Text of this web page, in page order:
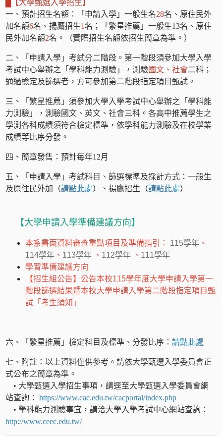
【大學甄選入學招生】
一 、預計招生名額：「申請入學」一般生名28名、原住民外
加名額6名、揚鷹招生1名；「繁星推薦」一般生13名、原住
民外加名額2名。（實際招生名額依招生簡章為準。）
二、「申請入學」考試分二階段。第一階段須參加大學入學
考試中心舉辦之「學科能力測驗」，測驗國文、社會二科；
通過檢定及篩選者，方可參加第二階段指定項目甄試。
三、「繁星推薦」須參加大學入學考試中心舉辦之「學科能
力測驗」，測驗國文、英文、社會三科。各高中推薦學生之
學測各科成績須符合檢定標準，依學科能力測驗及在校學業
成績等比序分發。
四、簡章發售：預計每年12月
五、「申請入學」考試科目、篩選標準及採計方式：一般生
及原住民外加
（請點此處）、揚鷹招生（請點此處）
【大學申請入學準備建議方向】
本系書面資料審查重點項目及準備指引： 115學年 、
114學年 、 113學年 、 112學年 、 111學年
學習準備建議方向
【招生組公告】公告本校115學年度大學申請入學第一
階段篩選結果暨本校大學申請入學第二階段指定項目甄
試「考生須知」
六、「繁星推薦」檢定科目及標準、分發比序：請點此處
七、附註：以上資料僅供參考。請依大學甄選入學委員會正
式公布之簡章為準。
• 大學甄選入學招生事項，請逕至大學甄選入學委員會網
站查詢：
https://www.cac.edu.tw/cacportal/index.php
• 學科能力測驗事宜，請洽大學入學考試中心網站查詢：
http://www.ceec.edu.tw/